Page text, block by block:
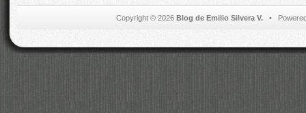
Copyright © 2026 Blog de Emilio Silvera V.•